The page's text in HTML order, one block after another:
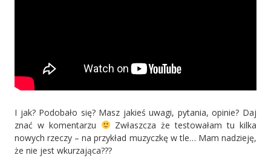
I jak? Podobało się? Masz jakieś uwagi, pytania, opinie? Daj
znać w komentarzu
Zwłaszcza że testowałam tu kilka
nowych rzeczy – na przykład muzyczkę w tle… Mam nadzieję,
że nie jest wkurzająca???